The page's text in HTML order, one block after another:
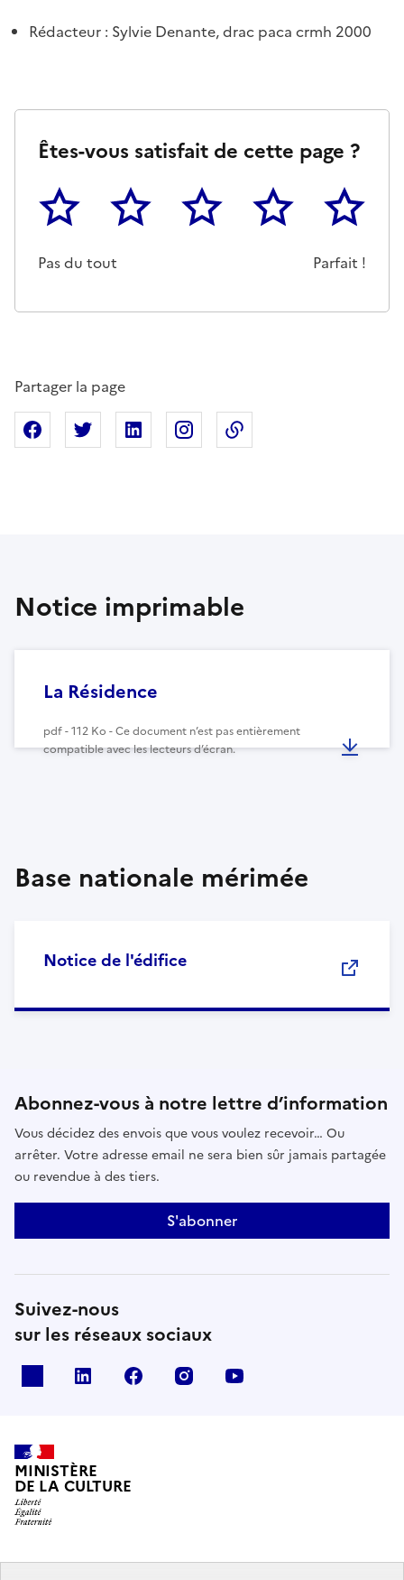
Rédacteur : Sylvie Denante, drac paca crmh 2000
Êtes-vous satisfait de cette page ?
1
Pas du tout
2 3 4 5
Parfait !
Partager la page
Partager sur Facebook
Partager sur XPartager sur Linkedin
Partager sur Instagram
Notice imprimable
La Résidence
pdf - 112 Ko - Ce document n’est pas entièrement
compatible avec les lecteurs d’écran.
Base nationale mérimée
Notice de l'édifice
Abonnez-vous à notre lettre d’information
Vous décidez des envois que vous voulez recevoir… Ou
arrêter. Votre adresse email ne sera bien sûr jamais partagée
ou revendue à des tiers.
S'abonner
Suivez-nous
sur les réseaux sociaux
linkedin facebook instagram
MINISTÈRE
DE LA CULTURE